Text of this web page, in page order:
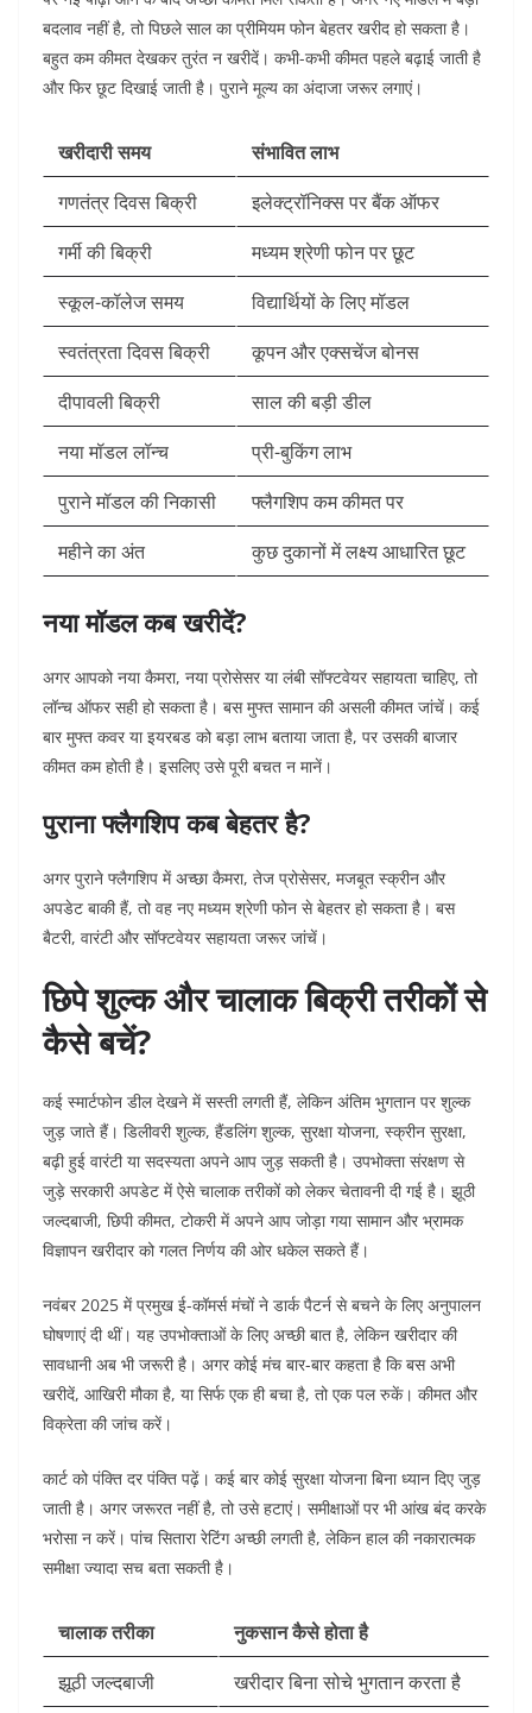
बदलाव नहीं है, तो पिछले साल का प्रीमियम फोन बेहतर खरीद हो सकता है।
बहुत कम कीमत देखकर तुरंत न खरीदें। कभी-कभी कीमत पहले बढ़ाई जाती है
और फिर छूट दिखाई जाती है। पुराने मूल्य का अंदाजा जरूर लगाएं।
खरीदारी समय
संभावित लाभ
गणतंत्र दिवस बिक्री
इलेक्ट्रॉनिक्स पर बैंक ऑफर
गर्मी की बिक्री
मध्यम श्रेणी फोन पर छूट
स्कूल-कॉलेज समय
विद्यार्थियों के लिए मॉडल
स्वतंत्रता दिवस बिक्री
कूपन और एक्सचेंज बोनस
दीपावली बिक्री
साल की बड़ी डील
नया मॉडल लॉन्च
प्री-बुकिंग लाभ
पुराने मॉडल की निकासी
फ्लैगशिप कम कीमत पर
महीने का अंत
कुछ दुकानों में लक्ष्य आधारित छूट
नया मॉडल कब खरीदें?
अगर आपको नया कैमरा, नया प्रोसेसर या लंबी सॉफ्टवेयर सहायता चाहिए, तो
लॉन्च ऑफर सही हो सकता है। बस मुफ्त सामान की असली कीमत जांचें। कई
बार मुफ्त कवर या इयरबड को बड़ा लाभ बताया जाता है, पर उसकी बाजार
कीमत कम होती है। इसलिए उसे पूरी बचत न मानें।
पुराना फ्लैगशिप कब बेहतर है?
अगर पुराने फ्लैगशिप में अच्छा कैमरा, तेज प्रोसेसर, मजबूत स्क्रीन और
अपडेट बाकी हैं, तो वह नए मध्यम श्रेणी फोन से बेहतर हो सकता है। बस
बैटरी, वारंटी और सॉफ्टवेयर सहायता जरूर जांचें।
छिपे शुल्क और चालाक बिक्री तरीकों से
कैसे बचें?
कई स्मार्टफोन डील देखने में सस्ती लगती हैं, लेकिन अंतिम भुगतान पर शुल्क
जुड़ जाते हैं। डिलीवरी शुल्क, हैंडलिंग शुल्क, सुरक्षा योजना, स्क्रीन सुरक्षा,
बढ़ी हुई वारंटी या सदस्यता अपने आप जुड़ सकती है। उपभोक्ता संरक्षण से
जुड़े सरकारी अपडेट में ऐसे चालाक तरीकों को लेकर चेतावनी दी गई है। झूठी
जल्दबाजी, छिपी कीमत, टोकरी में अपने आप जोड़ा गया सामान और भ्रामक
विज्ञापन खरीदार को गलत निर्णय की ओर धकेल सकते हैं।
नवंबर 2025 में प्रमुख ई-कॉमर्स मंचों ने डार्क पैटर्न से बचने के लिए अनुपालन
घोषणाएं दी थीं। यह उपभोक्ताओं के लिए अच्छी बात है, लेकिन खरीदार की
सावधानी अब भी जरूरी है। अगर कोई मंच बार-बार कहता है कि बस अभी
खरीदें, आखिरी मौका है, या सिर्फ एक ही बचा है, तो एक पल रुकें। कीमत और
विक्रेता की जांच करें।
कार्ट को पंक्ति दर पंक्ति पढ़ें। कई बार कोई सुरक्षा योजना बिना ध्यान दिए जुड़
जाती है। अगर जरूरत नहीं है, तो उसे हटाएं। समीक्षाओं पर भी आंख बंद करके
भरोसा न करें। पांच सितारा रेटिंग अच्छी लगती है, लेकिन हाल की नकारात्मक
समीक्षा ज्यादा सच बता सकती है।
चालाक तरीका
नुकसान कैसे होता है
झूठी जल्दबाजी
खरीदार बिना सोचे भुगतान करता है